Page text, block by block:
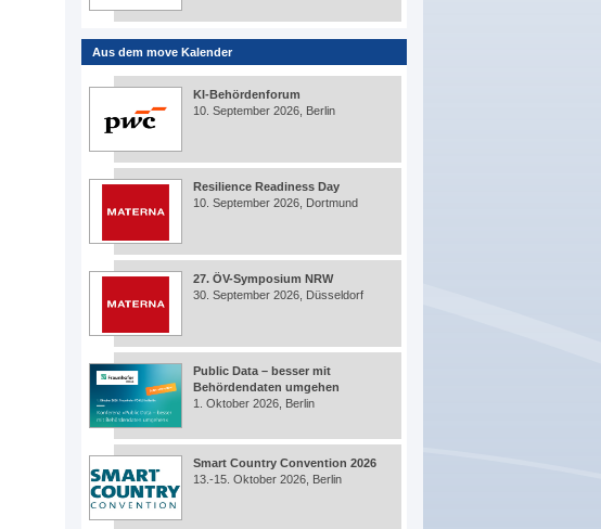
Aus dem move Kalender
KI-Behördenforum
10. September 2026, Berlin
Resilience Readiness Day
10. September 2026, Dortmund
27. ÖV-Symposium NRW
30. September 2026, Düsseldorf
Public Data – besser mit
Behördendaten umgehen
1. Oktober 2026, Berlin
Smart Country Convention 2026
13.-15. Oktober 2026, Berlin